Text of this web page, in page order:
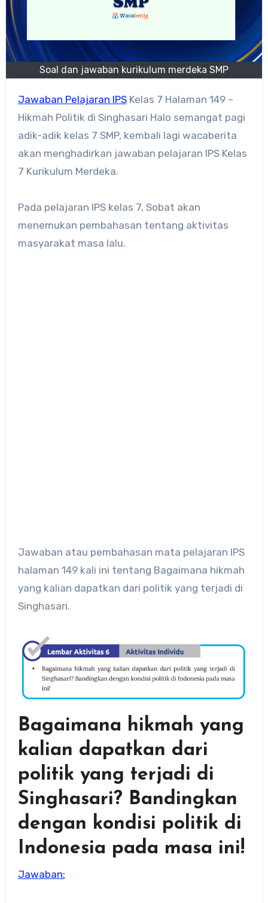
Soal dan jawaban kurikulum merdeka SMP
Jawaban Pelajaran IPSKelas 7 Halaman 149 –
Hikmah Politik di Singhasari Halo semangat pagi
adik-adik kelas 7 SMP, kembali lagi wacaberita
akan menghadirkan jawaban pelajaran IPS Kelas
7 Kurikulum Merdeka.
Pada pelajaran IPS kelas 7, Sobat akan
menemukan pembahasan tentang aktivitas
masyarakat masa lalu.
Jawaban atau pembahasan mata pelajaran IPS
halaman 149 kali ini tentang Bagaimana hikmah
yang kalian dapatkan dari politik yang terjadi di
Singhasari.
Bagaimana hikmah yang
kalian dapatkan dari
politik yang terjadi di
Singhasari? Bandingkan
dengan kondisi politik di
Indonesia pada masa ini!
Jawaban: